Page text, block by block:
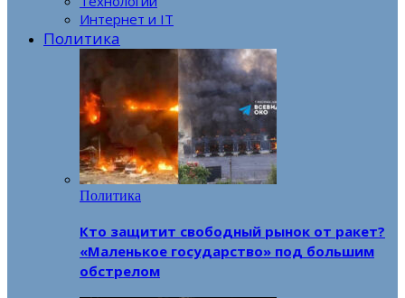
Интернет и IT
Политика
Политика
Кто защитит свободный рынок от ракет?
«Маленькое государство» под большим
обстрелом